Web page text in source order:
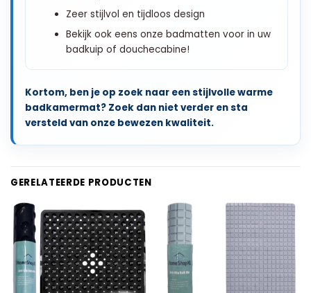
Zeer stijlvol en tijdloos design
Bekijk ook eens onze badmatten voor in uw
badkuip of douchecabine!
Kortom, ben je op zoek naar een stijlvolle warme
badkamermat? Zoek dan niet verder en sta
versteld van onze bewezen kwaliteit.
GERELATEERDE PRODUCTEN